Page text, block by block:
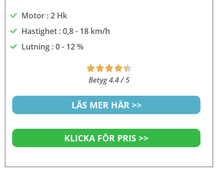
Motor : 2 Hk
Hastighet : 0,8 - 18 km/h
Lutning : 0 - 12 %

5
Betyg 4.4 / 5
LÄS MER HÄR >>
KLICKA FÖR PRIS >>